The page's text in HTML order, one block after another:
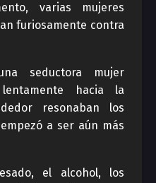
varias mujeres
furiosamente contra
seductora mujer
hacia la
resonaban los
a ser aún más
el alcohol, los